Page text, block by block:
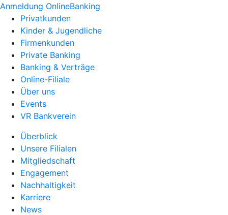
Anmeldung OnlineBanking
Privatkunden
Kinder & Jugendliche
Firmenkunden
Private Banking
Banking & Verträge
Online-Filiale
Über uns
Events
VR Bankverein
Überblick
Unsere Filialen
Mitgliedschaft
Engagement
Nachhaltigkeit
Karriere
News